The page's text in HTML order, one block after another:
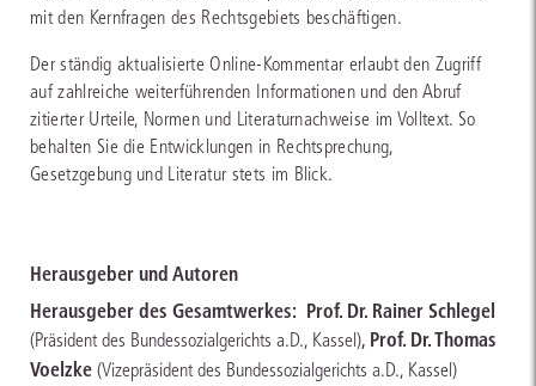
mit den Kernfragen des Rechtsgebiets beschäftigen.
Der ständig aktualisierte Online-Kommentar erlaubt den Zugriff
auf zahlreiche weiterführenden Informationen und den Abruf
zitierter Urteile, Normen und Literaturnachweise im Volltext. So
behalten Sie die Entwicklungen in Rechtsprechung,
Gesetzgebung und Literatur stets im Blick.
Herausgeber und Autoren
Herausgeber des Gesamtwerkes: Prof. Dr. Rainer Schlegel
(Präsident des Bundessozialgerichts a.D., Kassel), Prof. Dr. Thomas
Voelzke (Vizepräsident des Bundessozialgerichts a.D., Kassel)